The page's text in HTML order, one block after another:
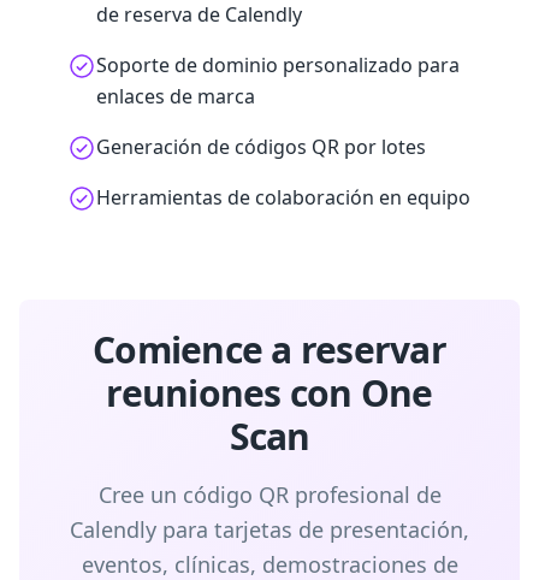
de reserva de Calendly
Soporte de dominio personalizado para
enlaces de marca
Generación de códigos QR por lotes
Herramientas de colaboración en equipo
Comience a reservar
reuniones con One
Scan
Cree un código QR profesional de
Calendly para tarjetas de presentación,
eventos, clínicas, demostraciones de